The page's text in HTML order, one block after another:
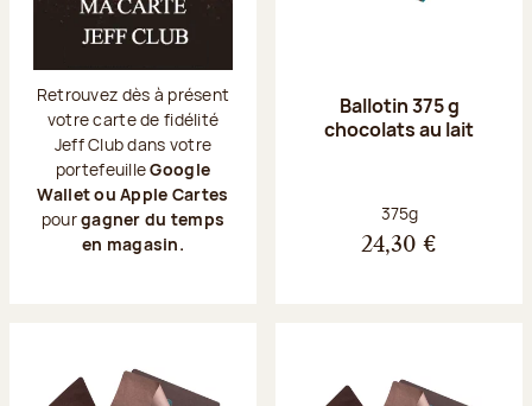
Retrouvez dès à présent
votre carte de fidélité
Jeff Club dans votre
portefeuilleGoogle
Wallet ou Apple Cartes
pourgagner du temps
en magasin.
Ballotin 375 g
chocolats au lait
Poids net :
375g
24,30 €